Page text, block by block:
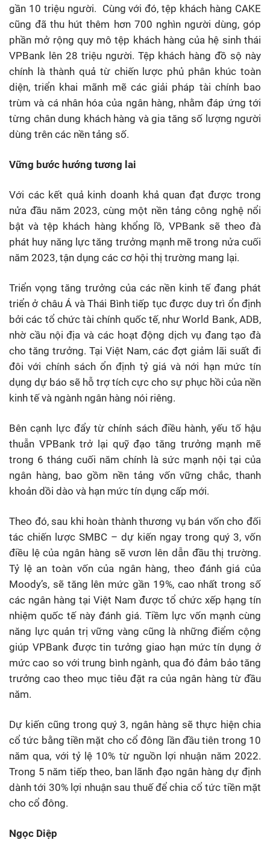
gần 10 triệu người. Cùng với đó, tệp khách hàng CAKE
cũng đã thu hút thêm hơn 700 nghìn người dùng, góp
phần mở rộng quy mô tệp khách hàng của hệ sinh thái
VPBank lên 28 triệu người. Tệp khách hàng đồ sộ này
chính là thành quả từ chiến lược phủ phân khúc toàn
diện, triển khai mãnh mẽ các giải pháp tài chính bao
trùm và cá nhân hóa của ngân hàng, nhằm đáp ứng tới
từng chân dung khách hàng và gia tăng số lượng người
dùng trên các nền tảng số.
Vững bước hướng tương lai
Với các kết quả kinh doanh khả quan đạt được trong
nửa đầu năm 2023, cùng một nền tảng công nghệ nổi
bật và tệp khách hàng khổng lồ, VPBank sẽ theo đà
phát huy năng lực tăng trưởng mạnh mẽ trong nửa cuối
năm 2023, tận dụng các cơ hội thị trường mang lại.
Triển vọng tăng trưởng của các nền kinh tế đang phát
triển ở châu Á và Thái Bình tiếp tục được duy trì ổn định
bởi các tổ chức tài chính quốc tế, như World Bank, ADB,
nhờ cầu nội địa và các hoạt động dịch vụ đang tạo đà
cho tăng trưởng. Tại Việt Nam, các đợt giảm lãi suất đi
đôi với chính sách ổn định tỷ giá và nới hạn mức tín
dụng dự báo sẽ hỗ trợ tích cực cho sự phục hồi của nền
kinh tế và ngành ngân hàng nói riêng.
Bên cạnh lực đẩy từ chính sách điều hành, yếu tố hậu
thuẫn VPBank trở lại quỹ đạo tăng trưởng mạnh mẽ
trong 6 tháng cuối năm chính là sức mạnh nội tại của
ngân hàng, bao gồm nền tảng vốn vững chắc, thanh
khoản dồi dào và hạn mức tín dụng cấp mới.
Theo đó, sau khi hoàn thành thương vụ bán vốn cho đối
tác chiến lược SMBC – dự kiến ngay trong quý 3, vốn
điều lệ của ngân hàng sẽ vươn lên dẫn đầu thị trường.
Tỷ lệ an toàn vốn của ngân hàng, theo đánh giá của
Moody’s, sẽ tăng lên mức gần 19%, cao nhất trong số
các ngân hàng tại Việt Nam được tổ chức xếp hạng tín
nhiệm quốc tế này đánh giá. Tiềm lực vốn mạnh cùng
năng lực quản trị vững vàng cũng là những điểm cộng
giúp VPBank được tin tưởng giao hạn mức tín dụng ở
mức cao so với trung bình ngành, qua đó đảm bảo tăng
trưởng cao theo mục tiêu đặt ra của ngân hàng từ đầu
năm.
Dự kiến cũng trong quý 3, ngân hàng sẽ thực hiện chia
cổ tức bằng tiền mặt cho cổ đông lần đầu tiên trong 10
năm qua, với tỷ lệ 10% từ nguồn lợi nhuận năm 2022.
Trong 5 năm tiếp theo, ban lãnh đạo ngân hàng dự định
dành tới 30% lợi nhuận sau thuế để chia cổ tức tiền mặt
cho cổ đông.
Ngọc Diệp